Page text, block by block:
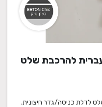
להרכבת שלט
לדלת כניסה/גדר חיצונית.